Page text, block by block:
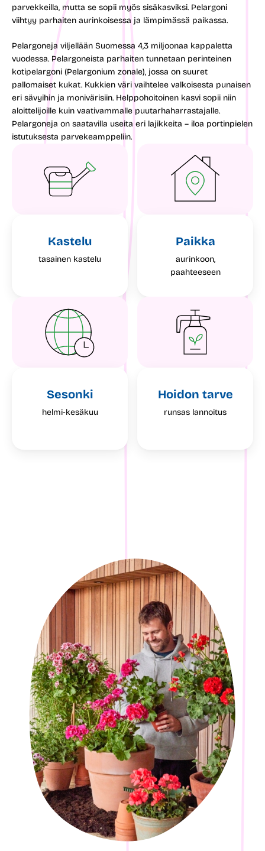
parvekkeilla, mutta se sopii myös sisäkasviksi. Pelargoni
viihtyy parhaiten aurinkoisessa ja lämpimässä paikassa.
Pelargoneja viljellään Suomessa 4,3 miljoonaa kappaletta
vuodessa. Pelargoneista parhaiten tunnetaan perinteinen
kotipelargoni (Pelargonium zonale), jossa on suuret
pallomaiset kukat. Kukkien väri vaihtelee valkoisesta punaisen
eri sävyihin ja monivärisiin. Helppohoitoinen kasvi sopii niin
aloittelijoille kuin vaativammalle puutarhaharrastajalle.
Pelargoneja on saatavilla useita eri lajikkeita – iloa portinpielen
istutuksesta parvekeamppeliin.
Kastelu
tasainen kastelu
Paikka
aurinkoon,
paahteeseen
Sesonki
helmi-kesäkuu
Hoidon tarve
runsas lannoitus